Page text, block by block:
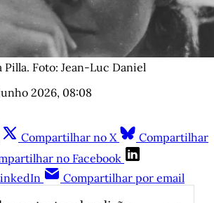
Pilla. Foto: Jean-Luc Daniel
2026, 08:08
Compartilhar no X
Compartilhar
no Facebook
Compartilhar por email